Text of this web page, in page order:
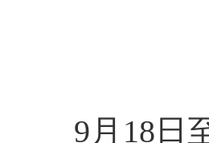
9月18 日